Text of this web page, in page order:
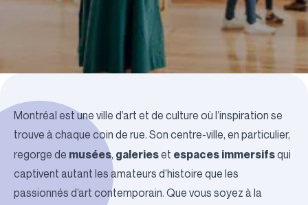
Montréal est une ville d’art et de culture où l’inspiration se
trouve à chaque coin de rue. Son centre-ville, en particulier,
regorge de musées, galerieset espaces immersifsqui
captivent autant les amateurs d’histoire que les
passionnés d’art contemporain. Que vous soyez à la